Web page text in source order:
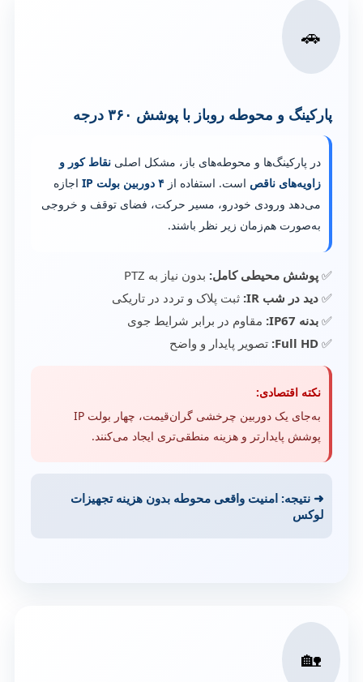
🚗
پارکینگ و محوطه روباز با پوشش ۳۶۰ درجه
در پارکینگ‌ها و محوطه‌های باز، مشکل اصلی نقاط کور و
زاویه‌های ناقص است. استفاده از ۴ دوربین بولت IP
اجازه
می‌دهد ورودی خودرو، مسیر حرکت، فضای توقف و خروجی
به‌صورت هم‌زمان زیر نظر باشند.
✅ پوشش محیطی کامل: بدون نیاز به PTZ
✅ دید در شب IR:
ثبت پلاک و تردد در تاریکی
✅ بدنه IP67:
مقاوم در برابر شرایط جوی
✅
Full HD: تصویر پایدار و واضح
نکته اقتصادی:
به‌جای یک دوربین چرخشی گران‌قیمت، چهار بولت IP
پوشش پایدارتر و هزینه منطقی‌تری ایجاد می‌کنند.
➜ نتیجه: امنیت واقعی محوطه بدون هزینه تجهیزات
لوکس
🏡